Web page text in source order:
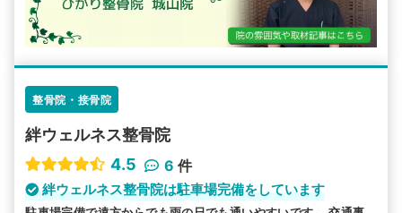
整骨院・接骨院
絆ウェルネス整骨院
4.5
6 件
絆ウェルネス整骨院は駐車場完備をしています